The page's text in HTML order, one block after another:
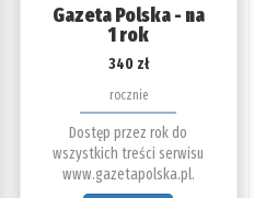
Gazeta Polska - na
1 rok
340 zł
rocznie
Dostęp przez rok do
wszystkich treści serwisu
www.gazetapolska.pl.